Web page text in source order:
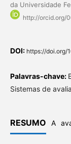
da Universidade
http://orcid.org/
DOI: https://doi.org/
Palavras-chave:
Sistemas de
RESUMO A